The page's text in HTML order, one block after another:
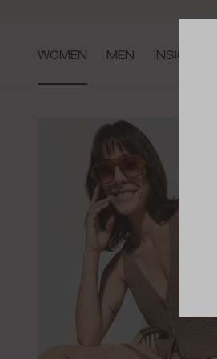
Zur Hauptnavigation springen
WOMEN MEN INSIGHTS